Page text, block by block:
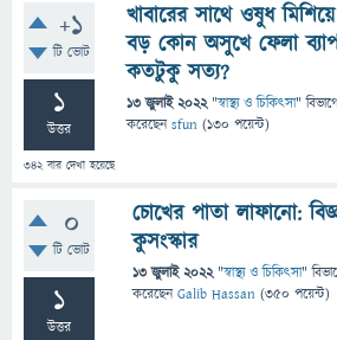
+1
টি ভোট
1
উত্তর
342বার দেখা হয়েছে
খাবারের সাথে ওষুধ
বড় কোন অসুখে ফেলা
কতটুকু সত্য?
13 জুলাই 2022 "স্বাস্থ্য ও চিকিৎসা"
করেছেনsfun (130 পয়েন্ট)
0
টি ভোট
1
উত্তর
চোখের পাতা লাফানো:
কুসংস্কার
13 জুলাই 2022 "স্বাস্থ্য ও চিকিৎসা"
করেছেনGalib Hassan (350 পয়েন্ট)